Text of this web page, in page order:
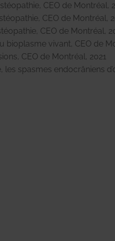
CEO de Montréal,
CEO de Montréal,
CEO de Montréal,
vivant, CEO de
CEO de Montréal, 2021
spasmes endocrâniens